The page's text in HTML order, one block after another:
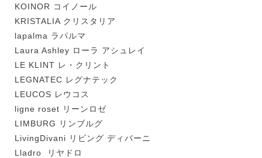
KOINOR コイノール
KRISTALIA クリスタリア
lapalma ラパルマ
Laura Ashley ローラ アシュレイ
LE KLINT レ・クリント
LEGNATEC レグナテック
LEUCOS レウコス
ligne roset リーンロゼ
LIMBURG リンブルグ
LivingDivani リビング ディバーニ
Lladro リヤドロ